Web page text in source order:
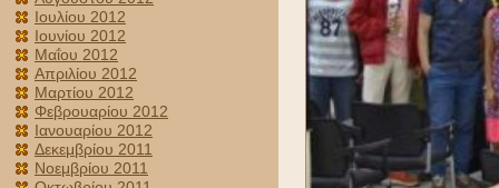
Ιουλίου 2012
Ιουνίου 2012
Μαΐου 2012
Απριλίου 2012
Μαρτίου 2012
Φεβρουαρίου 2012
Ιανουαρίου 2012
Δεκεμβρίου 2011
Νοεμβρίου 2011